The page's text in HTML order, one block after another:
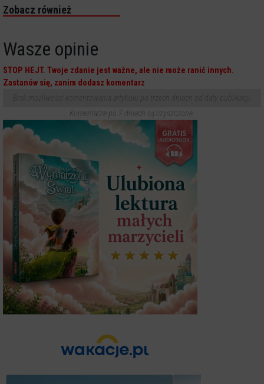
Zobacz również
Wasze opinie
STOP HEJT. Twoje zdanie jest ważne, ale nie może ranić innych.
Zastanów się, zanim dodasz komentarz
Komentarze po 7 dniach są czyszczone.